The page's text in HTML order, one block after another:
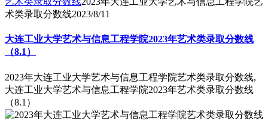
术类录取分数线2023/8/11
大连工业大学艺术与信息工程学院2023年艺术类录取分数线
（8.1）
2023年大连工业大学艺术与信息工程学院艺术类录取分数线,
大连工业大学艺术与信息工程学院2023年艺术类录取分数线
（8.1）